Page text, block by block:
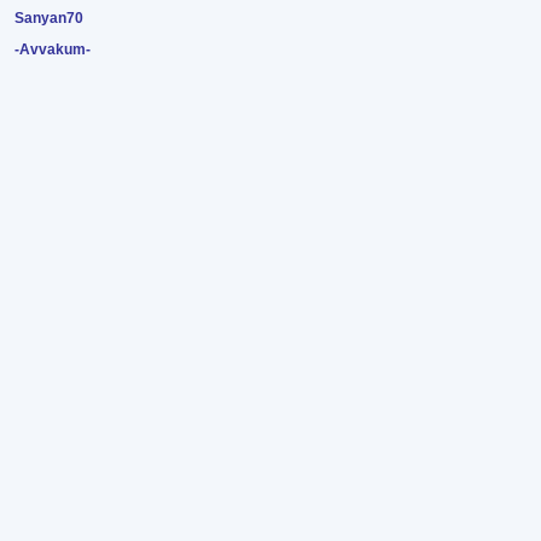
Sanyan70
-Avvakum-